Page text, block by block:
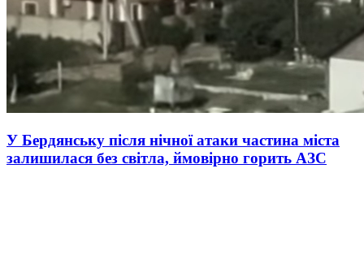
У Бердянську після нічної атаки частина міста
залишилася без світла, ймовірно горить АЗС